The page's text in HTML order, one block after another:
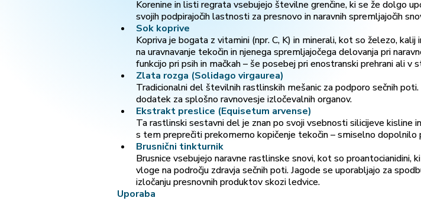
Korenine in listi regrata vsebujejo številne grenčine, ki se že dolgo
svojih podpirajočih lastnosti za presnovo in naravnih spremljajočih
Sok koprive
Kopriva je bogata z vitamini (npr. C, K) in minerali, kot so železo,
na uravnavanje tekočin in njenega spremljajočega delovanja pri
funkcijo pri psih in mačkah – še posebej pri enostranski prehrani ali v
Zlata rozga (Solidago virgaurea)
Tradicionalni del številnih rastlinskih mešanic za podporo sečnih
dodatek za splošno ravnovesje izločevalnih organov.
Ekstrakt preslice (Equisetum arvense)
Ta rastlinski sestavni del je znan po svoji vsebnosti silicijeve kisline
s tem preprečiti prekomerno kopičenje tekočin – smiselno dopolnilo
Brusnični tinkturnik
Brusnice vsebujejo naravne rastlinske snovi, kot so proantocianidini,
vloge na področju zdravja sečnih poti. Jagode se uporabljajo za
izločanju presnovnih produktov skozi ledvice.
Uporaba